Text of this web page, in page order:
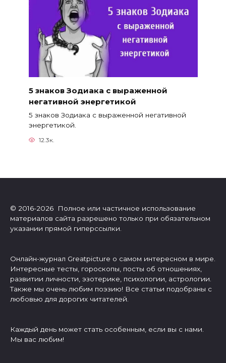
5 знаков Зодиака с выраженной
негативной энергетикой
5 знаков Зодиака с выраженной негативной
энергетикой.
12.3к.
© 2016-2026 Полное или частичное использование
материалов сайта разрешено только при обязательном
указании прямой гиперссылки.
Онлайн-журнал Greatpicture о самом интересном в мире.
Интересные тесты, гороскопы, посты об отношениях,
развитии личности, эзотерике, психологии, астрологии.
Также мы очень любим поэзию! Все статьи подобраны с
любовью для дорогих читателей.
Каждый день может стать особенным, если вы с нами.
Мы вас любим!